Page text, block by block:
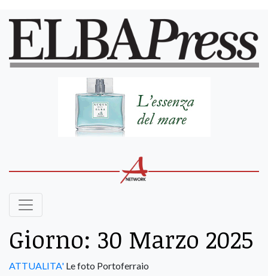
Giorno: 30 Marzo 2025
ATTUALITA' Le foto Portoferraio